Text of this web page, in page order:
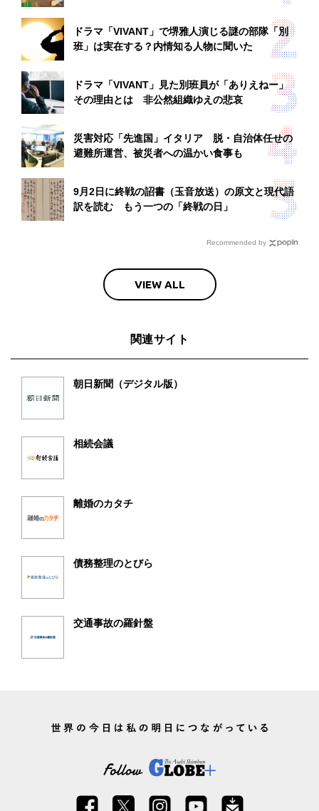
ドラマ「VIVANT」で堺雅人演じる謎の部隊「別
班」は実在する？内情知る人物に聞いた
ドラマ「VIVANT」見た別班員が「ありえねー」
その理由とは 非公然組織ゆえの悲哀
災害対応「先進国」イタリア 脱・自治体任せの
避難所運営、被災者への温かい食事も
9月2日に終戦の詔書（玉音放送）の原文と現代語
訳を読む もう一つの「終戦の日」
Recommended by
VIEW ALL
関連サイト
朝日新聞（デジタル版）
相続会議
離婚のカタチ
債務整理のとびら
交通事故の羅針盤